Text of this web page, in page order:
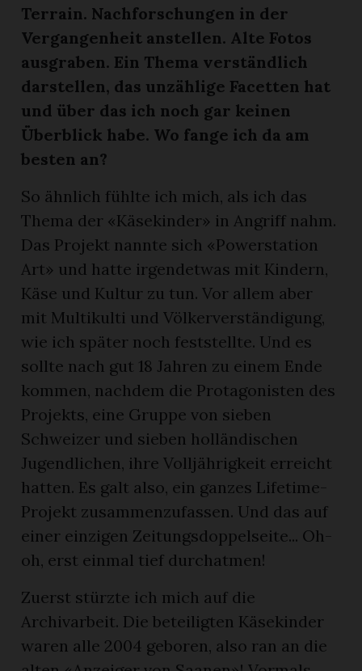
Terrain. Nachforschungen in der
Vergangenheit anstellen. Alte Fotos
ausgraben. Ein Thema verständlich
darstellen, das unzählige Facetten hat
und über das ich noch gar keinen
Überblick habe. Wo fange ich da am
besten an?
So ähnlich fühlte ich mich, als ich das
Thema der «Käsekinder» in Angriff nahm.
Das Projekt nannte sich «Powerstation
Art» und hatte irgendetwas mit Kindern,
Käse und Kultur zu tun. Vor allem aber
mit Multikulti und Völkerverständigung,
wie ich später noch feststellte. Und es
sollte nach gut 18 Jahren zu einem Ende
kommen, nachdem die Protagonisten des
Projekts, eine Gruppe von sieben
Schweizer und sieben holländischen
Jugendlichen, ihre Volljährigkeit erreicht
hatten. Es galt also, ein ganzes Lifetime-
Projekt zusammenzufassen. Und das auf
einer einzigen Zeitungsdoppelseite... Oh-
oh, erst einmal tief durchatmen!
Zuerst stürzte ich mich auf die
Archivarbeit. Die beteiligten Käsekinder
waren alle 2004 geboren, also ran an die